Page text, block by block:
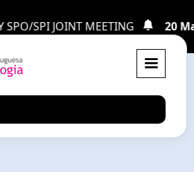
SPI JOINT MEETING 20 Março: